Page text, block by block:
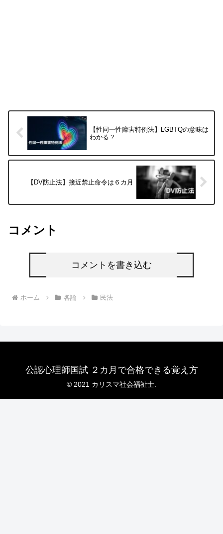
【性同一性障害特例法】LGBTQの意味は
わかる？
【DV防止法】接近禁止命令は６カ月
コメント
コメントを書き込む
ホーム 各論 民法
公認心理師国試 ２カ月で合格できる覚え方
© 2021 カリスマ社会福祉士.